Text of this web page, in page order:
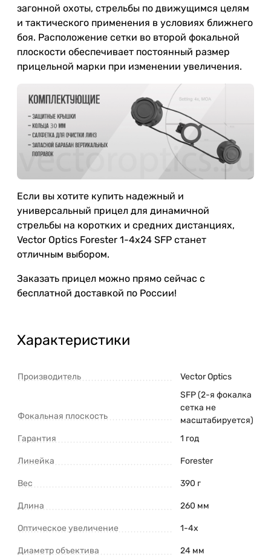
загонной охоты, стрельбы по движущимся целям
и тактического применения в условиях ближнего
боя. Расположение сетки во второй фокальной
плоскости обеспечивает постоянный размер
прицельной марки при изменении увеличения.
Если вы хотите купить надежный и
универсальный прицел для динамичной
стрельбы на коротких и средних дистанциях,
Vector Optics Forester 1-4x24 SFP станет
отличным выбором.
Заказать прицел можно прямо сейчас с
бесплатной доставкой по России!
Характеристики
Производитель Vector Optics
Фокальная плоскость
SFP (2-я фокалка
сетка не
масштабируется)
Гарантия
1 год
Линейка Forester
Вес 390 г
Длина 260 мм
Оптическое увеличение 1-4x
Диаметр объектива 24 мм